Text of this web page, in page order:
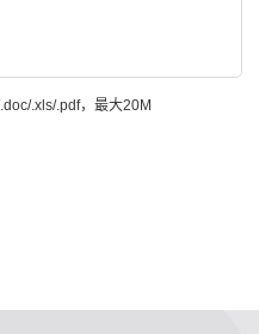
.xls/.pdf，最大20M